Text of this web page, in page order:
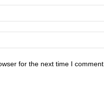
for the next time I comment.